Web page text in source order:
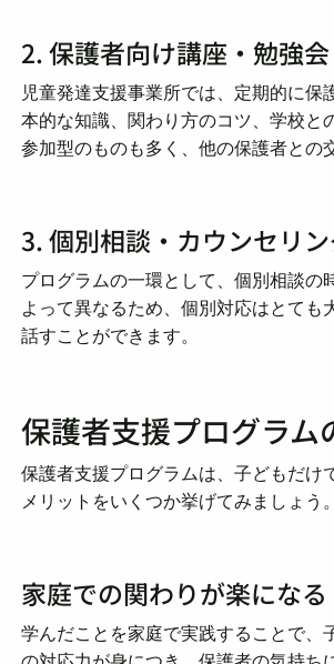
2. 保護者向け講座・勉強会
児童発達支援事業所では、定期的に
本的な知識、関わり方のコツ、学校と
参加型のものも多く、他の保護者との
3. 個別相談・カウンセリ
プログラムの一環として、個別相談の
よって異なるため、個別対応はとても
話すことができます。
保護者支援プログラム
保護者支援プログラムは、子どもだけ
メリットをいくつか挙げてみましょう。
家庭での関わりが楽になる
学んだことを家庭で実践することで、